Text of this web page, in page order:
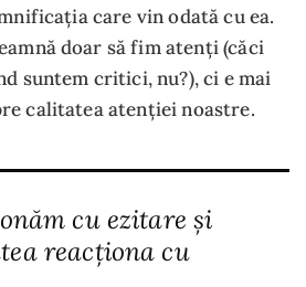
care vin odată cu ea.
doar să fim atenți (căci
suntem critici, nu?), ci e mai
calitatea atenției noastre.
cu ezitare și
reacționa cu